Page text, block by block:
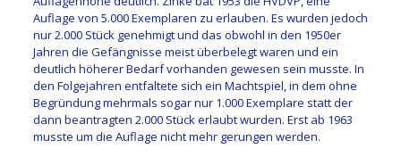
Auflage von 5.000 Exemplaren zu erlauben. Es wurden jedoch
nur 2.000 Stück genehmigt und das obwohl in den 1950er
Jahren die Gefängnisse meist überbelegt waren und ein
deutlich höherer Bedarf vorhanden gewesen sein musste. In
den Folgejahren entfaltete sich ein Machtspiel, in dem ohne
Begründung mehrmals sogar nur 1.000 Exemplare statt der
dann beantragten 2.000 Stück erlaubt wurden. Erst ab 1963
musste um die Auflage nicht mehr gerungen werden.